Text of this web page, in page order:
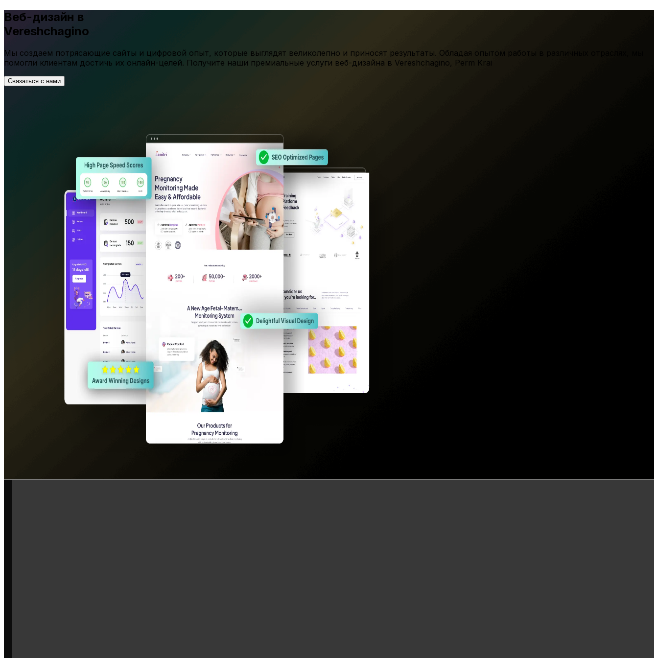
Веб-дизайн в
Vereshchagino
Мы создаем потрясающие сайты и цифровой опыт, которые выглядят великолепно и приносят результаты. Обладая опытом работы в различных отраслях, мы
помогли клиентам достичь их онлайн-целей. Получите наши премиальные услуги веб-дизайна в Vereshchagino, Perm Krai
Связаться с нами